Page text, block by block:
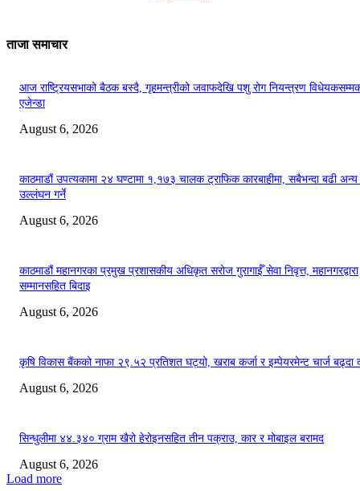
ताजा समाचार
आज राष्ट्रियसभाको बैठक बस्दै, गृहमन्त्रीको जवाफदेखि पशु रोग नियन्त्रण
एजेन्डा
August 6, 2026
काठमाडौं उपत्यकामा २४ घण्टामा १,१७३ चालक ट्राफिक कारबाहीमा, सबैभन्दा बढी
उल्लंघन गर्ने
August 6, 2026
काठमाडौं महानगरका प्रमुख प्रशासकीय अधिकृत सरोज गुरागाईँ सेवा निवृत्त, महानगरद्वारा
सम्मानसहित बिदाइ
August 6, 2026
कृषि विकास बैंकको नाफा २९.५२ प्रतिशत घट्यो, खराब कर्जा र इम्पेयरमेन्ट चार्ज बढ्दा
August 6, 2026
सिन्धुलीमा ४४.३४० ग्राम खैरो हेरोइनसहित तीन पक्राउ, कार र मोबाइल बरामद
August 6, 2026
Load more